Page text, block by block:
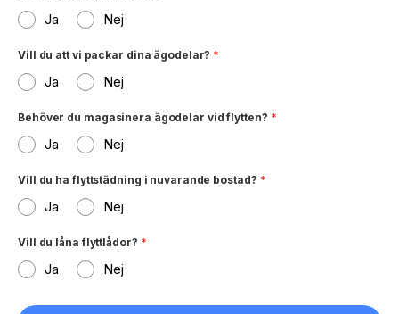
Ja Nej
Vill du att vi packar dina ägodelar? *
Ja Nej
Behöver du magasinera ägodelar vid flytten? *
Ja Nej
Vill du ha flyttstädning i nuvarande bostad? *
Ja Nej
Vill du låna flyttlådor? *
Ja Nej